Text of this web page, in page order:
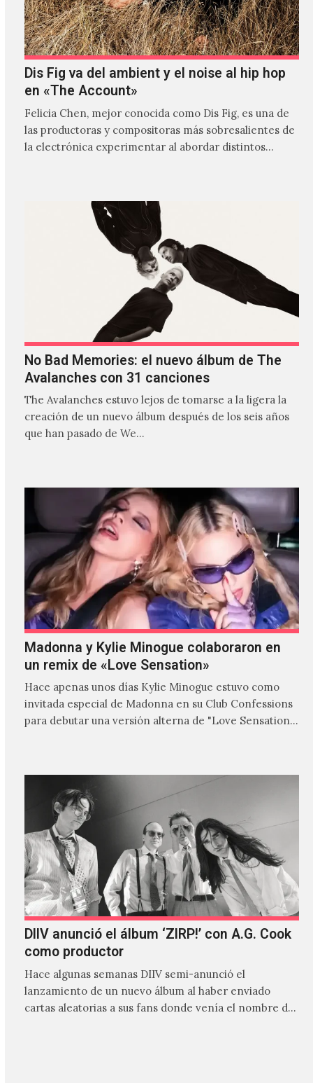
Dis Fig va del ambient y el noise al hip hop
en «The Account»
Felicia Chen, mejor conocida como Dis Fig, es una de
las productoras y compositoras más sobresalientes de
la electrónica experimentar al abordar distintos
No Bad Memories: el nuevo álbum de The
Avalanches con 31 canciones
The Avalanches estuvo lejos de tomarse a la ligera la
creación de un nuevo álbum después de los seis años
que han pasado de We…
Madonna y Kylie Minogue colaboraron en
un remix de «Love Sensation»
Hace apenas unos días Kylie Minogue estuvo como
invitada especial de Madonna en su Club Confessions
para debutar una versión alterna de "Love Sensation",
DIIV anunció el álbum ‘ZIRP!’ con A.G. Cook
como productor
Hace algunas semanas DIIV semi-anunció el
lanzamiento de un nuevo álbum al haber enviado
cartas aleatorias a sus fans donde venía el nombre de